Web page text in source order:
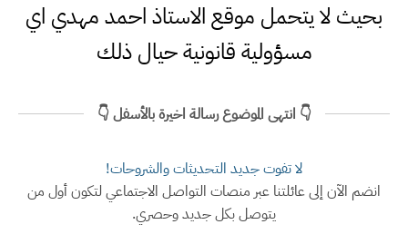
بحيث لا يتحمل موقع الاستاذ احمد مهدي اي
مسؤولية قانونية حيال ذلك
👇 انتهى الموضوع رسالة اخيرة بالأسفل 👇
لا تفوت جديد التحديثات والشروحات!
انضم الآن إلى عائلتنا عبر منصات التواصل الاجتماعي لتكون أول من
يتوصل بكل جديد وحصري.